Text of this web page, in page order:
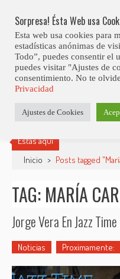
content
Estás aquí
Inicio > Posts tagged
TAG: MARÍA
Jorge Vera En Jazz Time
Noticias Proximamente:
Sorpresa! Ésta Web usa
Esta web usa cookies para
estadísticas anónimas de
Todo”, puedes consentir el
puedes visitar "Ajustes de
consentimiento. No te
Privacidad
Ajustes de Cookies